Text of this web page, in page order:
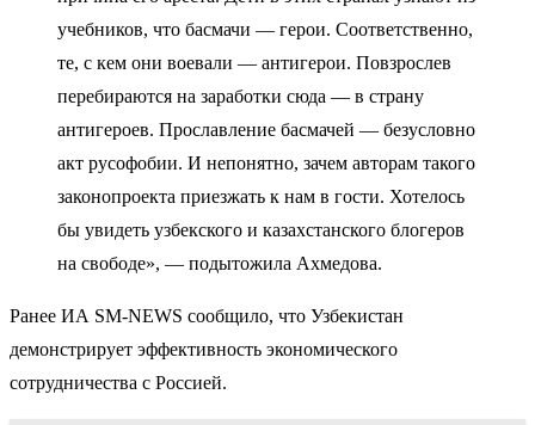
учебников, что басмачи — герои. Соответственно,
те, с кем они воевали — антигерои. Повзрослев
перебираются на заработки сюда — в страну
антигероев. Прославление басмачей — безусловно
акт русофобии. И непонятно, зачем авторам такого
законопроекта приезжать к нам в гости. Хотелось
бы увидеть узбекского и казахстанского блогеров
на свободе», — подытожила Ахмедова.
Ранее ИА SM-NEWS сообщило, что Узбекистан
демонстрирует эффективность экономического
сотрудничества с Россией.